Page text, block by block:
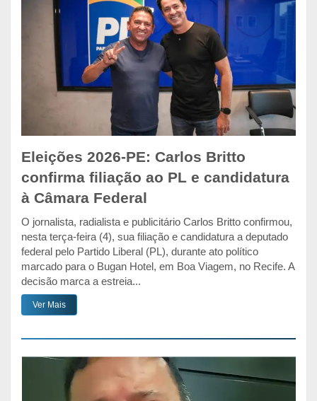
Eleições 2026-PE: Carlos Britto
confirma filiação ao PL e candidatura
à Câmara Federal
O jornalista, radialista e publicitário Carlos Britto confirmou,
nesta terça-feira (4), sua filiação e candidatura a deputado
federal pelo Partido Liberal (PL), durante ato político
marcado para o Bugan Hotel, em Boa Viagem, no Recife. A
decisão marca a estreia...
Ver Mais